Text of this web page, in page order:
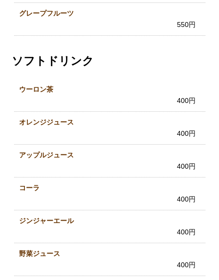
グレープフルーツ
550円
ソフトドリンク
ウーロン茶
400円
オレンジジュース
400円
アップルジュース
400円
コーラ
400円
ジンジャーエール
400円
野菜ジュース
400円